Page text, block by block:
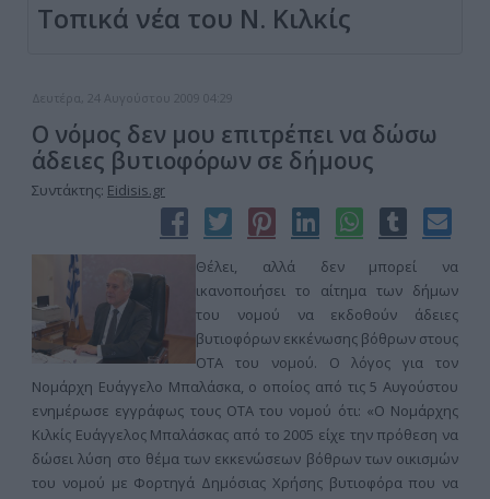
Τοπικά νέα του Ν. Κιλκίς
Δευτέρα, 24 Αυγούστου 2009 04:29
Ο νόμος δεν μου επιτρέπει να δώσω
άδειες βυτιοφόρων σε δήμους
Συντάκτης: Eidisis.gr
Θέλει, αλλά δεν μπορεί να
ικανοποιήσει το αίτημα των δήμων
του νομού να εκδοθούν άδειες
βυτιοφόρων εκκένωσης βόθρων στους
ΟΤΑ του νομού. Ο λόγος για τον
Νομάρχη Ευάγγελο Μπαλάσκα, ο οποίος από τις 5 Αυγούστου
ενημέρωσε εγγράφως τους ΟΤΑ του νομού ότι: «Ο Νομάρχης
Κιλκίς Ευάγγελος Μπαλάσκας από το 2005 είχε την πρόθεση να
δώσει λύση στο θέμα των εκκενώσεων βόθρων των οικισμών
του νομού με Φορτηγά Δημόσιας Χρήσης βυτιοφόρα που να